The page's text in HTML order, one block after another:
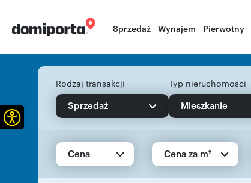
Sprzedaż Wynajem Pierwotny
Rodzaj transakcji
Sprzedaż
Typ nieruchomości
Mieszkanie
Cena Cena za m²
Otwórz pasek narzędzi